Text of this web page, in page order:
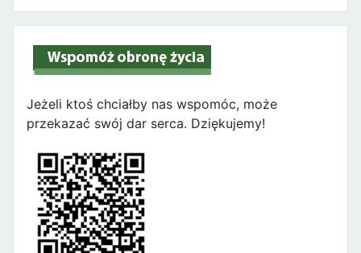
Jeżeli ktoś chciałby nas wspomóc, może
przekazać swój dar serca. Dziękujemy!